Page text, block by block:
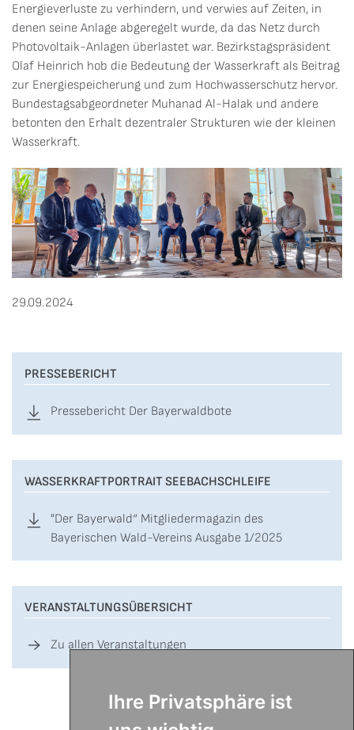
Ihre Privatsphäre ist
Energieverluste zu verhindern, und verwies auf Zeiten, in
denen seine Anlage abgeregelt wurde, da das Netz durch
Photovoltaik-Anlagen überlastet war. Bezirkstagspräsident
Olaf Heinrich hob die Bedeutung der Wasserkraft als Beitrag
zur Energiespeicherung und zum Hochwasserschutz hervor.
Bundestagsabgeordneter Muhanad Al-Halak und andere
betonten den Erhalt dezentraler Strukturen wie der kleinen
Wasserkraft.
29.09.2024
PRESSEBERICHT
Pressebericht Der Bayerwaldbote
WASSERKRAFTPORTRAIT SEEBACHSCHLEIFE
"Der Bayerwald“ Mitgliedermagazin des
Bayerischen Wald-Vereins Ausgabe 1/2025
VERANSTALTUNGSÜBERSICHT
Zu allen Veranstaltungen